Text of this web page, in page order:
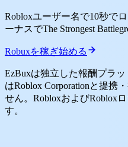
Robloxユーザー名で10秒で
ーナスでThe Strongest
Robuxを稼ぎ始める
EzBuxは独立した報酬プラ
はRoblox Corporationと提携
せん。RobloxおよびRoblox
す。